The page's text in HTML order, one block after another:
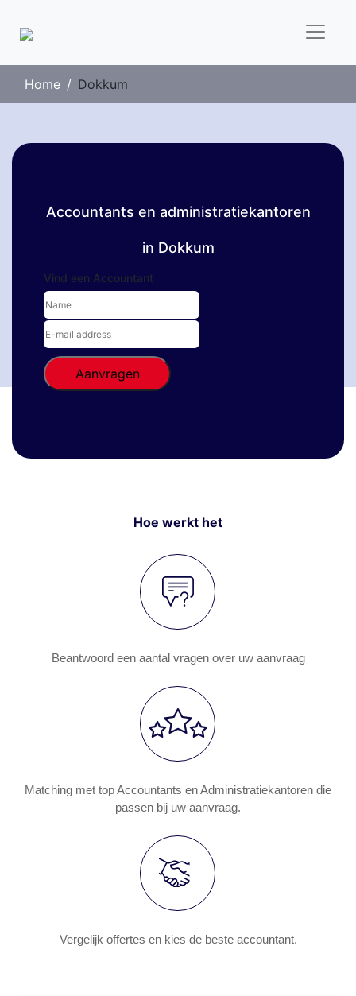
Home Dokkum
Accountants en administratiekantoren
in Dokkum
Vind een Accountant
Hoe werkt het
Beantwoord een aantal vragen over uw aanvraag
Matching met top Accountants en Administratiekantoren die
passen bij uw aanvraag.
Vergelijk offertes en kies de beste accountant.